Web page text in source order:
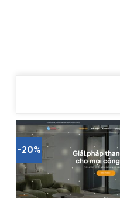
-20%